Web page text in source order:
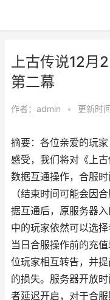
上古传说12月
第二幕
作者： admin • 更新时
摘要：各位亲爱的玩
感受，我们将对《上
数据互通操作，合服
（结束时间可能会因
据互通后，原服务器
中的玩家依然可以选
当日合服操作前的充
位玩家相互转告，并
的损失。服务器开放
者延迟开启，对于合服